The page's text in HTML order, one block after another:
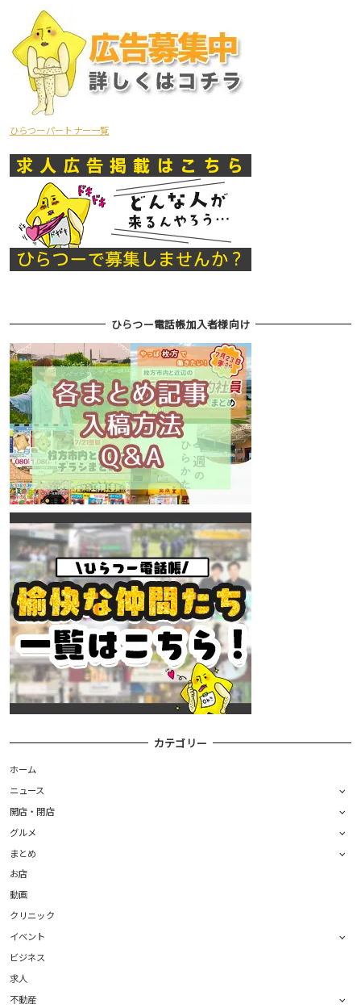
ひらつーパートナー一覧
ひらつー電話帳加入者様向け
カテゴリー
ホーム
ニュース
開店・閉店
グルメ
まとめ
お店
動画
クリニック
イベント
ビジネス
求人
不動産